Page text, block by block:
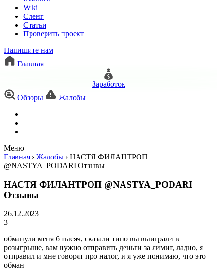
Wiki
Сленг
Статьи
Проверить проект
Напишите нам
Главная
Заработок
Обзоры
Жалобы
Меню
Главная › Жалобы › НАСТЯ ФИЛАНТРОП
@NASTYA_PODARI Отзывы
НАСТЯ ФИЛАНТРОП @NASTYA_PODARI
Отзывы
26.12.2023
3
обманули меня 6 тысяч, сказали типо вы выиграли в
розыгрыше, вам нужно отправить деньги за лимит, ладно, я
отправил и мне говорят про налог, и я уже понимаю, что это
обман